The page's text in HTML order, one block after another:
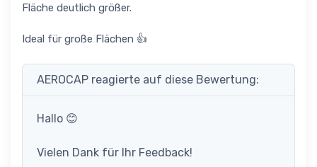
Fläche deutlich größer.
Ideal für große Flächen 👍
AEROCAP reagierte auf diese Bewertung:
Hallo 😊
Vielen Dank für Ihr Feedback!